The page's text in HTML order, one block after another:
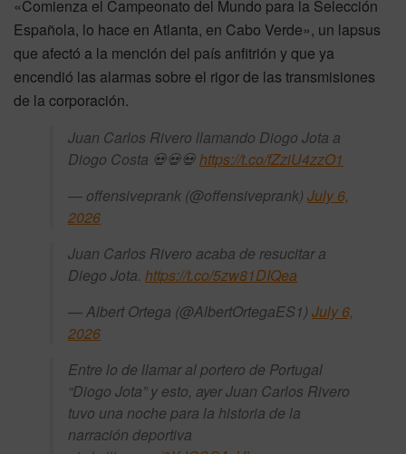
«Comienza el Campeonato del Mundo para la Selección
Española, lo hace en Atlanta, en Cabo Verde», un lapsus
que afectó a la mención del país anfitrión y que ya
encendió las alarmas sobre el rigor de las transmisiones
de la corporación.
Juan Carlos Rivero llamando Diogo Jota a
Diogo Costa 💀💀💀https://t.co/fZziU4zzO1
— offensiveprank (@offensiveprank) July 6,
2026
Juan Carlos Rivero acaba de resucitar a
Diego Jota. https://t.co/5zw81DIQea
— Albert Ortega (@AlbertOrtegaES1) July 6,
2026
Entre lo de llamar al portero de Portugal
“Diogo Jota” y esto, ayer Juan Carlos Rivero
tuvo una noche para la historia de la
narración deportiva